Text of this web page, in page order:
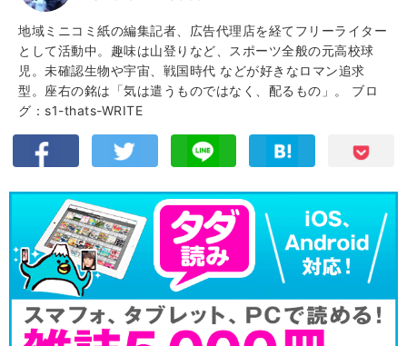
地域ミニコミ紙の編集記者、広告代理店を経てフリーライター
として活動中。趣味は山登りなど、スポーツ全般の元高校球
児。未確認生物や宇宙、戦国時代 などが好きなロマン追求
型。座右の銘は「気は遣うものではなく、配るもの」。 ブロ
グ：s1-thats-WRITE